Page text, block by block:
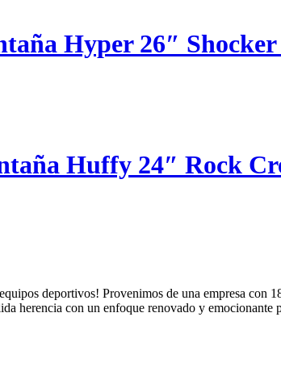
Hyper 26″
Huffy 24″ Rock
deportivos! Provenimos de una empresa con
herencia con un enfoque renovado y